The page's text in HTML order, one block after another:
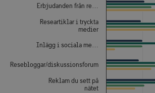
Erbjudanden från re…
Researtiklar i tryckta
medier
Inlägg i sociala me…
Resebloggar/diskussionsforum
Reklam du sett på
nätet